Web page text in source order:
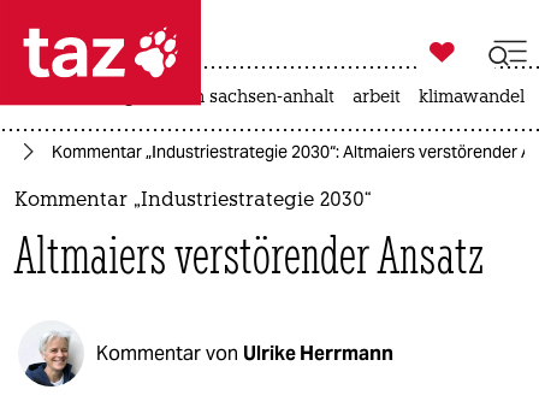
 taz zahl ich
taz zahl ich
politik
öko
gesellschaft

taz zahl ich
landtagswahl in sachsen-anhalt arbeit klimawandel
Kommentar „Industriestrategie 2030“: Altmaiers verstörender
Kommentar „Industriestrategie 2030“
Altmaiers verstörender Ansatz
Kommentar von Ulrike Herrmann